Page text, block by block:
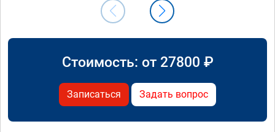
Стоимость: от 27800 ₽
Записаться Задать вопрос